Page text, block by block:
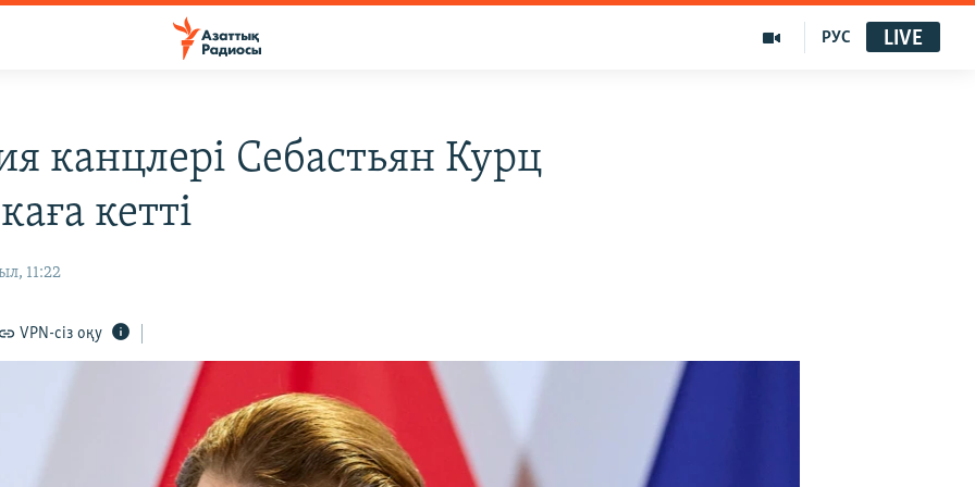
РУС LIVE
канцлері Себастьян Курц
кетті
11:22
VPN-сіз оқу